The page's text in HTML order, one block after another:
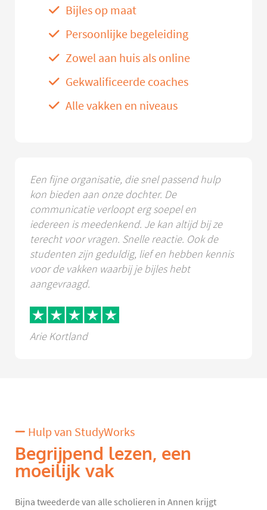
Bijles op maat
Persoonlijke begeleiding
Zowel aan huis als online
Gekwalificeerde coaches
Alle vakken en niveaus
Een fijne organisatie, die snel passend hulp
kon bieden aan onze dochter. De
communicatie verloopt erg soepel en
iedereen is meedenkend. Je kan altijd bij ze
terecht voor vragen. Snelle reactie. Ook de
studenten zijn geduldig, lief en hebben kennis
voor de vakken waarbij je bijles hebt
aangevraagd.
Arie Kortland
Hulp van StudyWorks
Begrijpend lezen, een
moeilijk vak
Bijna tweederde van alle scholieren in Annen krijgt